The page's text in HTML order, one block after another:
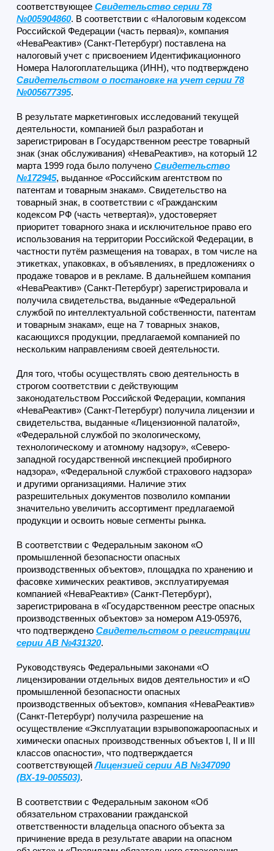
соответствующее Свидетельство серии 78
№005904860. В соответствии с «Налоговым кодексом
Российской Федерации (часть первая)», компания
«НеваРеактив» (Санкт-Петербург) поставлена на
налоговый учет с присвоением Идентификационного
Номера Налогоплательщика (ИНН), что подтверждено
Свидетельством о постановке на учет серии 78
№005677395.
В результате маркетинговых исследований текущей
деятельности, компанией был разработан и
зарегистрирован в Государственном реестре товарный
знак (знак обслуживания) «НеваРеактив», на который 12
марта 1999 года было получено Свидетельство
№172945, выданное «Российским агентством по
патентам и товарным знакам». Свидетельство на
товарный знак, в соответствии с «Гражданским
кодексом РФ (часть четвертая)», удостоверяет
приоритет товарного знака и исключительное право его
использования на территории Российской Федерации, в
частности путём размещения на товарах, в том числе на
этикетках, упаковках, в объявлениях, в предложениях о
продаже товаров и в рекламе. В дальнейшем компания
«НеваРеактив» (Санкт-Петербург) зарегистрировала и
получила свидетельства, выданные «Федеральной
службой по интеллектуальной собственности, патентам
и товарным знакам», еще на 7 товарных знаков,
касающихся продукции, предлагаемой компанией по
нескольким направлениям своей деятельности.
Для того, чтобы осуществлять свою деятельность в
строгом соответствии с действующим
законодательством Российской Федерации, компания
«НеваРеактив» (Санкт-Петербург) получила лицензии и
свидетельства, выданные «Лицензионной палатой»,
«Федеральной службой по экологическому,
технологическому и атомному надзору», «Северо-
западной государственной инспекцией пробирного
надзора», «Федеральной службой страхового надзора»
и другими организациями. Наличие этих
разрешительных документов позволило компании
значительно увеличить ассортимент предлагаемой
продукции и освоить новые сегменты рынка.
В соответствии с Федеральным законом «О
промышленной безопасности опасных
производственных объектов», площадка по хранению и
фасовке химических реактивов, эксплуатируемая
компанией «НеваРеактив» (Санкт-Петербург),
зарегистрирована в «Государственном реестре опасных
производственных объектов» за номером А19-05976,
что подтверждено Свидетельством о регистрации
серии АВ №431320.
Руководствуясь Федеральными законами «О
лицензировании отдельных видов деятельности» и «О
промышленной безопасности опасных
производственных объектов», компания «НеваРеактив»
(Санкт-Петербург) получила разрешение на
осуществление «Эксплуатации взрывопожароопасных и
химически опасных производственных объектов I, II и III
классов опасности», что подтверждается
соответствующейЛицензией серии АВ №347090
(ВХ-19-005503).
В соответствии с Федеральным законом «Об
обязательном страховании гражданской
ответственности владельца опасного объекта за
причинение вреда в результате аварии на опасном